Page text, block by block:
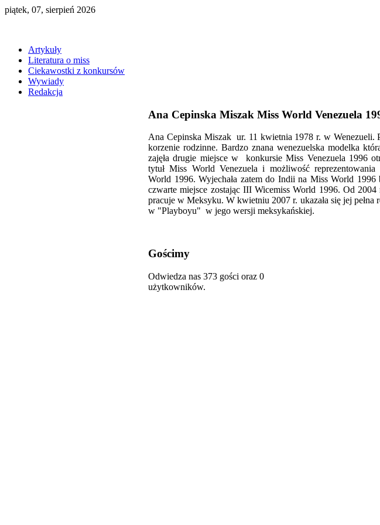
piątek, 07, sierpień 2026
Artykuły
Literatura o miss
Ciekawostki z konkursów
Wywiady
Redakcja
Ana Cepinska Miszak Miss World Venezuela
Ana Cepinska Miszak ur. 11 kwietnia 1978 r. w Wenezueli.
korzenie rodzinne. Bardzo znana wenezuelska modelka
zajęła drugie miejsce w konkursie Miss Venezuela 1996
tytuł Miss World Venezuela i możliwość
World 1996. Wyjechała zatem do Indii na Miss World 1996
czwarte miejsce zostając III Wicemiss World 1996. Od
pracuje w Meksyku. W kwietniu 2007 r. ukazała się jej pełna
w "Playboyu" w jego wersji meksykańskiej.
Gościmy
Odwiedza nas 373 gości oraz 0
użytkowników.